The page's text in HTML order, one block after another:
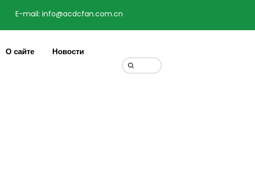
E-mail: info@acdcfan.com.cn
О сайте Новости